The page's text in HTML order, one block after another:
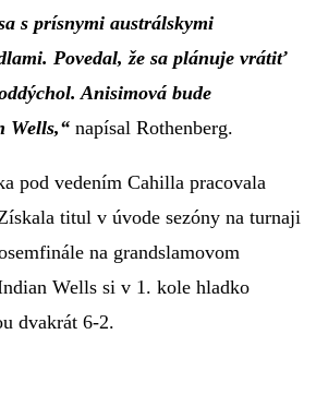
s prísnymi austrálskymi
Povedal, že sa plánuje vrátiť
Anisimová bude
Wells,“ napísal Rothenberg.
pod vedením Cahilla pracovala
titul v úvode sezóny na turnaji
na grandslamovom
Wells si v 1. kole hladko
dvakrát 6-2.